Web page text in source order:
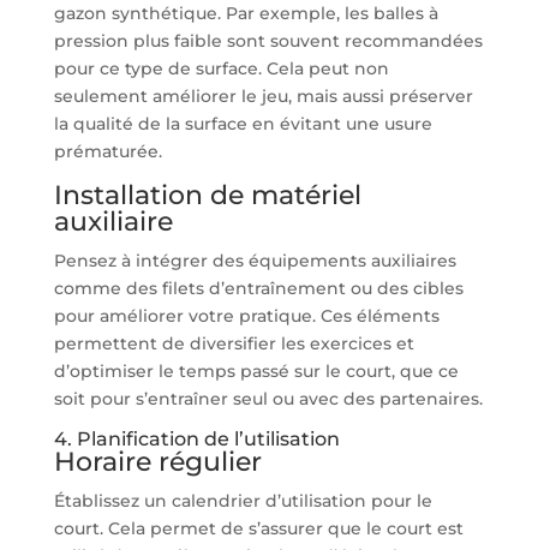
gazon synthétique. Par exemple, les balles à
pression plus faible sont souvent recommandées
pour ce type de surface. Cela peut non
seulement améliorer le jeu, mais aussi préserver
la qualité de la surface en évitant une usure
prématurée.
Installation de matériel
auxiliaire
Pensez à intégrer des équipements auxiliaires
comme des filets d’entraînement ou des cibles
pour améliorer votre pratique. Ces éléments
permettent de diversifier les exercices et
d’optimiser le temps passé sur le court, que ce
soit pour s’entraîner seul ou avec des partenaires.
4. Planification de l’utilisation
Horaire régulier
Établissez un calendrier d’utilisation pour le
court. Cela permet de s’assurer que le court est